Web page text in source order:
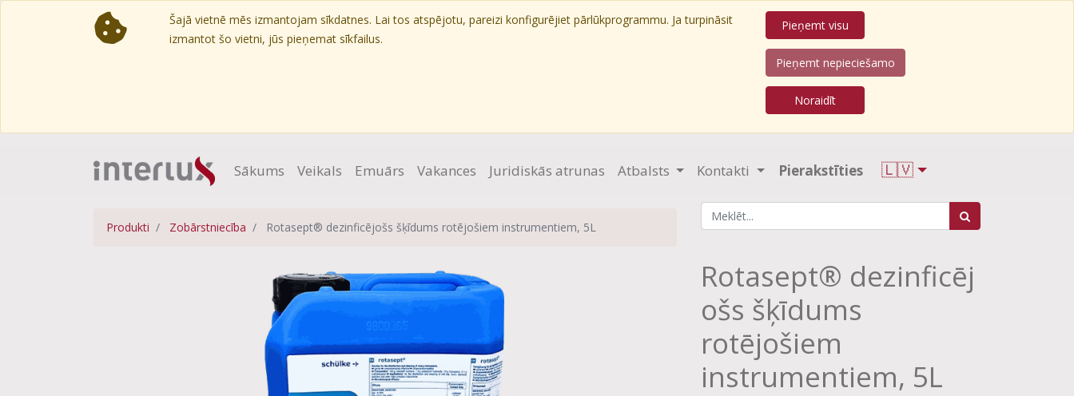
Šajā vietnē mēs izmantojam sīkdatnes. Lai tos atspējotu, pareizi konfigurējiet pārlūkprogrammu. Ja turpināsit
izmantot šo vietni, jūs pieņemat sīkfailus.
Pieņemt visu
Pieņemt nepieciešamo
Noraidīt
Sākums Veikals Emuārs Vakances Juridiskās atrunas Atbalsts Kontakti Pierakstīties 🇱🇻
Produkti Zobārstniecība Rotasept® dezinficējošs šķīdums rotējošiem instrumentiem, 5L
Rotasept® dezinficēj
ošs šķīdums
rotējošiem
instrumentiem, 5L